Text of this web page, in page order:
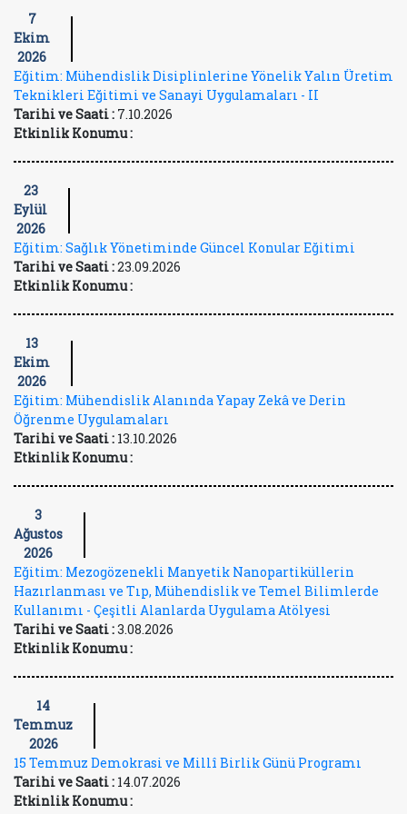
7
Ekim
2026
Eğitim: Mühendislik Disiplinlerine Yönelik Yalın Üretim
Teknikleri Eğitimi ve Sanayi Uygulamaları - II
Tarihi ve Saati : 7.10.2026
Etkinlik Konumu :
23
Eylül
2026
Eğitim: Sağlık Yönetiminde Güncel Konular Eğitimi
Tarihi ve Saati :23.09.2026
Etkinlik Konumu :
13
Ekim
2026
Eğitim: Mühendislik Alanında Yapay Zekâ ve Derin
Öğrenme Uygulamaları
Tarihi ve Saati : 13.10.2026
Etkinlik Konumu :
3
Ağustos
2026
Eğitim: Mezogözenekli Manyetik Nanopartiküllerin
Hazırlanması ve Tıp, Mühendislik ve Temel Bilimlerde
Kullanımı - Çeşitli Alanlarda Uygulama Atölyesi
Tarihi ve Saati :3.08.2026
Etkinlik Konumu :
14
Temmuz
2026
15 Temmuz Demokrasi ve Millî Birlik Günü Programı
Tarihi ve Saati : 14.07.2026
Etkinlik Konumu :